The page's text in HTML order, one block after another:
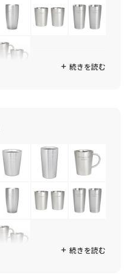
続きを読む
続きを読む